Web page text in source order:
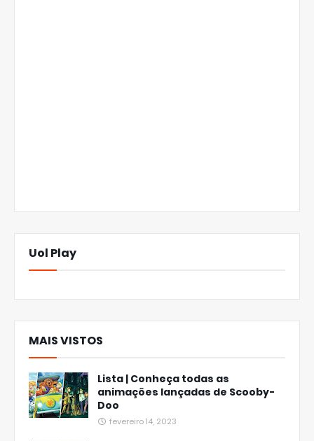
Uol Play
MAIS VISTOS
Lista | Conheça todas as
animações lançadas de Scooby-
Doo
fevereiro 14, 2023